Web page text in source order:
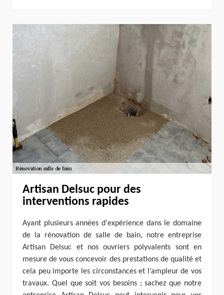
Artisan Delsuc pour des
interventions rapides
Ayant plusieurs années d'expérience dans le domaine
de la rénovation de salle de bain, notre entreprise
Artisan Delsuc et nos ouvriers polyvalents sont en
mesure de vous concevoir des prestations de qualité et
cela peu importe les circonstances et l’ampleur de vos
travaux. Quel que soit vos besoins ; sachez que notre